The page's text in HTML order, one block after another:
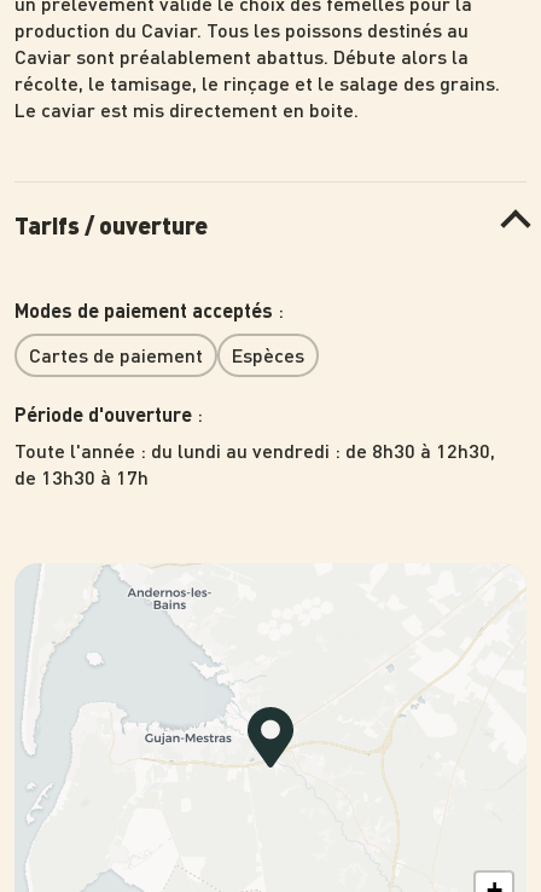
production du Caviar. Tous les poissons destinés au
Caviar sont préalablement abattus. Débute alors la
récolte, le tamisage, le rinçage et le salage des grains.
Le caviar est mis directement en boite.
Tarifs / ouverture
Modes de paiement acceptés :
Cartes de paiement
Espèces
Période d'ouverture :
Toute l'année : du lundi au vendredi : de 8h30 à 12h30,
de 13h30 à 17h